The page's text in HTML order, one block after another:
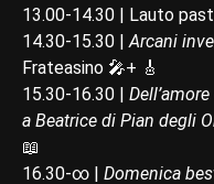
13.00-14.30 | Lauto
14.30-15.30 |Arcani
Frateasino 🎤+ 🎸
15.30-16.30 |
a Beatrice di Pian degli
📖
16.30-∞ | Domenica